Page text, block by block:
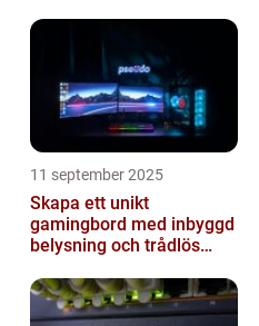
11 september 2025
Skapa ett unikt
gamingbord med inbyggd
belysning och trådlös